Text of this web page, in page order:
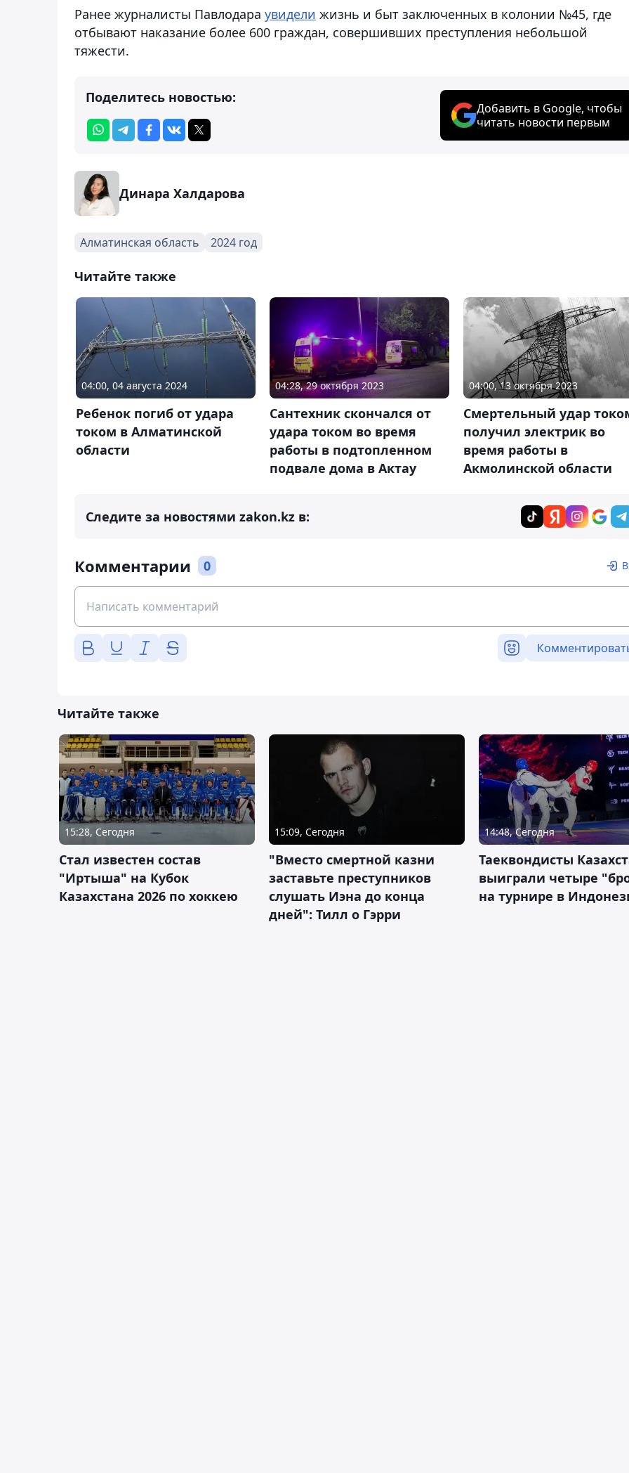
Ранее журналисты Павлодара увидели жизнь и быт заключенных в колонии №45, где
отбывают наказание более 600 граждан, совершивших преступления небольшой
тяжести.
Поделитесь новостью:
Добавить в Google, чтобы
читать новости первым
Динара Халдарова
Алматинская область 2024 год
Читайте также
04:00, 04 августа 2024
Ребенок погиб от удара
током в Алматинской
области
04:28, 29 октября 2023
Сантехник скончался от
удара током во время
работы в подтопленном
подвале дома в Актау
04:00, 13 октября 2023
Смертельный удар
получил электрик во
время работы в
Акмолинской области
Следите за новостями zakon.kz в:
Комментарии 0
Читайте также
15:28, Сегодня
Стал известен состав
"Иртыша" на Кубок
Казахстана 2026 по хоккею
15:09, Сегодня
"Вместо смертной казни
заставьте преступников
слушать Иэна до конца
дней": Тилл о Гэрри
14:48, Сегодня
Таеквондисты
выиграли четыре
на турнире в